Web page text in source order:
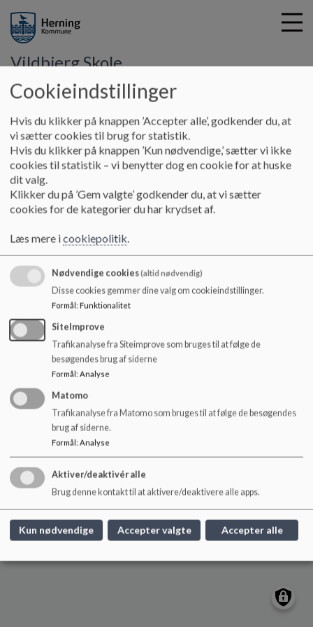
i
Vildbjerg Skole
Kontakt Tilgængelighedserklæring
Tilgængelighedserklæring
https://www.was.digst.dk/vildbjerg-skole-aula-dk
VILDBJERG SKOLE
Bjørnkærvej 2, 7480 Vildbjerg
vildbjerg.skole@herning.dk
+45 96 28 77 00
EAN NR. 5798005550778
Tilgængelighedserklæring
Sitemap
Cookie politik
Cookieindstillinger
Hvis du klikker på knappen ’Accepter alle’, godkender du, at
vi sætter cookies til brug for statistik.
Hvis du klikker på knappen ’Kun nødvendige,’ sætter vi ikke
cookies til statistik – vi benytter dog en cookie for at huske
dit valg.
Klikker du på ’Gem valgte’ godkender du, at vi sætter
cookies for de kategorier du har krydset af.
Læs mere icookiepolitik.
Nødvendige cookies(altid nødvendig)
Disse cookies gemmer dine valg om cookieindstillinger.
Formål: Funktionalitet
SiteImprove
Trafikanalyse fra Siteimprove som bruges til at følge de
besøgendes brug af siderne
Formål: Analyse
Matomo
Trafikanalyse fra Matomo som bruges til at følge de besøgendes
brug af siderne.
Formål: Analyse
Aktiver/deaktivér alle
Brug denne kontakt til at aktivere/deaktivere alle apps.
Kun nødvendige Accepter valgte Accepter alle